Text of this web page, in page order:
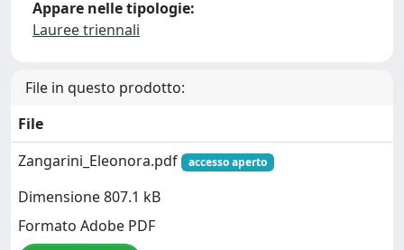
Appare nelle tipologie:
Lauree triennali
File in questo prodotto:
File
Zangarini_Eleonora.pdf
accesso aperto
Dimensione 807.1 kB
Formato Adobe PDF